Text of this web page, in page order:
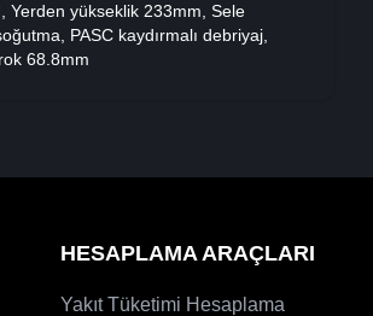
Yerden yükseklik 233mm, Sele
PASC kaydırmalı debriyaj,
68.8mm
HESAPLAMA ARAÇLARI
Yakıt Tüketimi Hesaplama